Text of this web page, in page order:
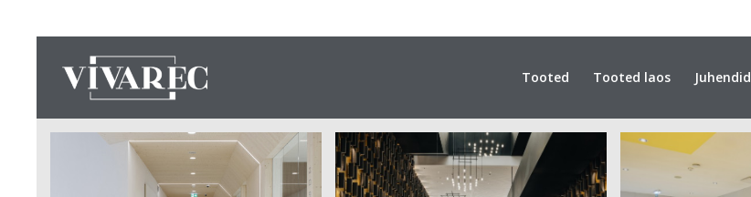
Tooted Tooted laos Juhendid